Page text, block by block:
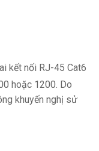
kết nối RJ-45 Cat6
hoặc 1200. Do
khuyến nghị sử